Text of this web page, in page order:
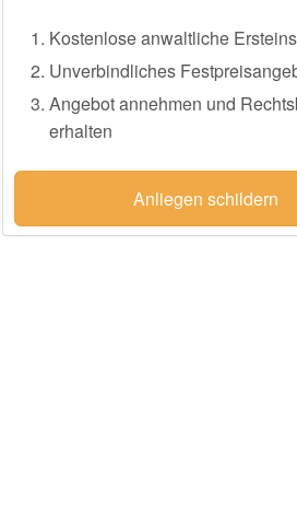
Kostenlose anwaltliche
Unverbindliches
Angebot annehmen und
erhalten
Anliegen schildern